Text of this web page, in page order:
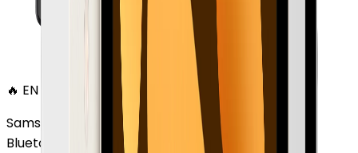
🔥 EN ÇOK SATAN
Samsung Galaxy Watch 7 Alüminyum 44 mm
Bluetooth Wi-Fi Yeşil